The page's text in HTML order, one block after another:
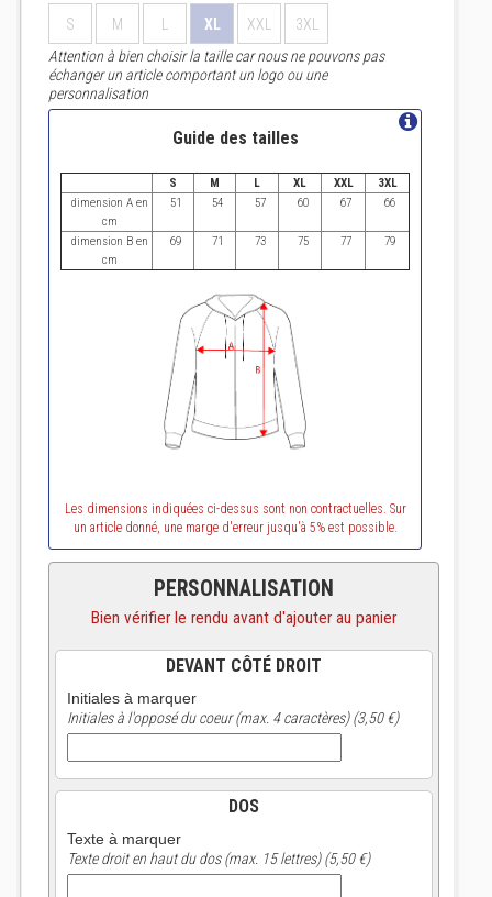
S
M XL XXL
3XL
Attention à bien choisir la taille car nous ne pouvons pas
échanger un article comportant un logo ou une
personnalisation
Guide des tailles
S M L XL XXL
3XL
dimension A en
cm
51 54 57 60 67 66
dimension B en
cm
69 71 73 75 77 79
Les dimensions indiquées ci-dessus sont non contractuelles. Sur
un article donné, une marge d'erreur jusqu'à 5% est possible.
PERSONNALISATION
Bien vérifier le rendu avant d'ajouter au panier
DEVANT CÔTÉ DROIT
Initiales à marquer
Initiales à l'opposé du coeur (max. 4 caractères) (3,50 €)
DOS
Texte à marquer
Texte droit en haut du dos (max. 15 lettres) (5,50 €)